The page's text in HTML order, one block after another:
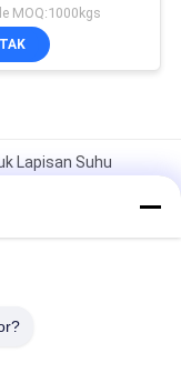
MOQ:1000kgs
Lapisan Suhu
Tekanan
PSA Tekanan